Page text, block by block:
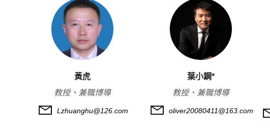
黃虎
教授、兼職博導
Lzhuanghu@126.com
葉小鋼*
教授、兼職博導
oliver20080411@163.com